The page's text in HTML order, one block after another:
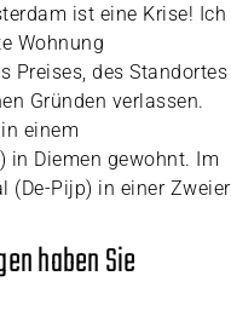
ist eine Krise! Ich
Wohnung
Preises, des Standortes
Gründen verlassen.
einem
Diemen gewohnt. Im
(De-Pijp) in einer Zweier
haben Sie